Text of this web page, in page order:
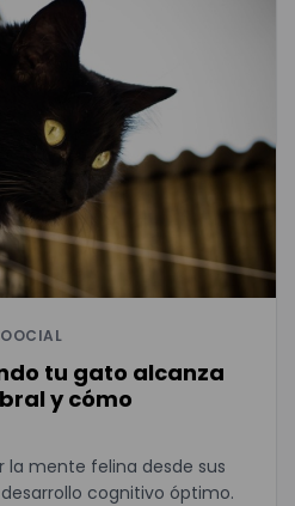
tu gato alcanza
y cómo
la mente felina desde sus
cognitivo óptimo.